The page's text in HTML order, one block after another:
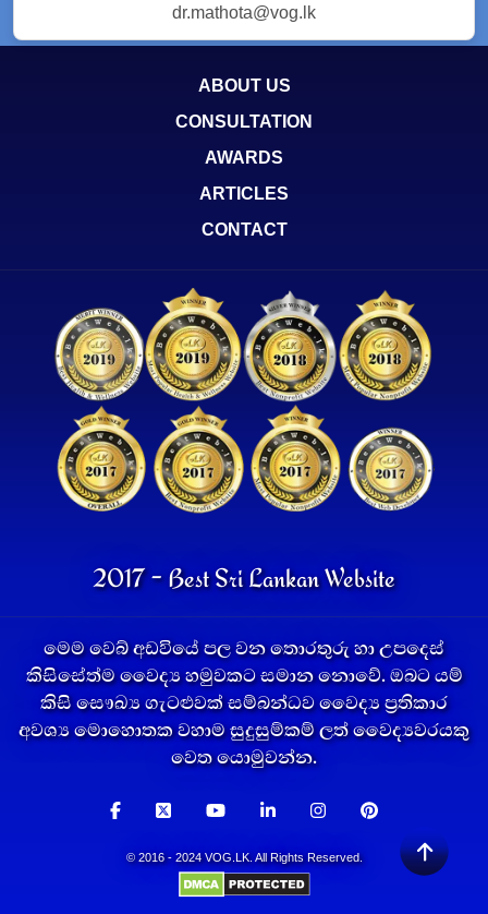
dr.mathota@vog.lk
ABOUT US
CONSULTATION
AWARDS
ARTICLES
CONTACT
2017 - Best Sri Lankan Website
මෙම වෙබ් අඩවියේ පල වන තොරතුරු හා උපදෙස්
කිසිසේත්ම වෛද්‍ය හමුවකට සමාන නොවේ. ඔබට යම්
කිසි සෞඛ්‍ය ගැටළුවක් සම්බන්ධව වෛද්‍ය ප්‍රතිකාර
අවශ්‍ය මොහොතක වහාම සුදුසුම්කම් ලත් වෛද්‍යවරයකු
වෙත යොමුවන්න.
© 2016 - 2024 VOG.LK. All Rights Reserved.